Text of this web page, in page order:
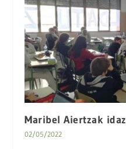
Maribel Aiertzak
02/05/2022